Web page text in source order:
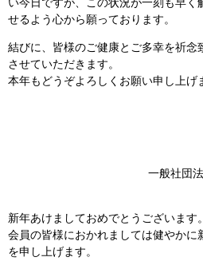
い今日ですが、この状況が一刻も早く
せるよう心から願っております。
結びに、皆様のご健康とご多幸を祈念
させていただきます。
本年もどうぞよろしくお願い申し上げ
一般社団
新年あけましておめでとうございます。
会員の皆様におかれましては健やかに
を申し上げます。